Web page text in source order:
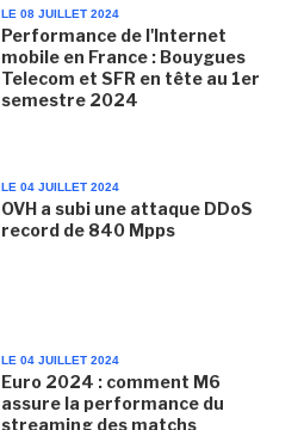
LE 08 JUILLET 2024
Performance de l'Internet
mobile en France : Bouygues
Telecom et SFR en tête au 1er
semestre 2024
LE 04 JUILLET 2024
OVH a subi une attaque DDoS
record de 840 Mpps
LE 04 JUILLET 2024
Euro 2024 : comment M6
assure la performance du
streaming des matchs